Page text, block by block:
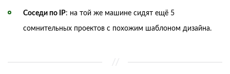
Соседи по IP: на той же машине сидят ещё 5
сомнительных проектов с похожим шаблоном дизайна.